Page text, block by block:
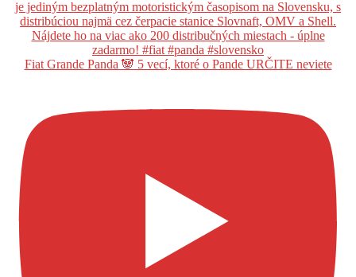
Fiat Grande Panda 🐼 5 vecí, ktoré o Pande URČITE neviete